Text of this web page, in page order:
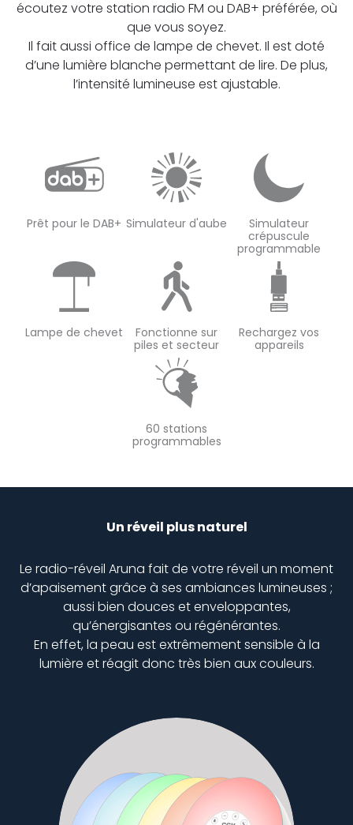
écoutez votre station radio FM ou DAB+ préférée, où
que vous soyez.
Il fait aussi office de lampe de chevet. Il est doté
d’une lumière blanche permettant de lire. De plus,
l’intensité lumineuse est ajustable.
Prêt pour le DAB+ Simulateur d'aube
Simulateur
crépuscule
programmable
Lampe de chevet
Fonctionne sur
piles et secteur
Rechargez vos
appareils
60 stations
programmables
Un réveil plus naturel
Le radio-réveil Aruna fait de votre réveil un moment
d’apaisement grâce à ses ambiances lumineuses ;
aussi bien douces et enveloppantes,
qu’énergisantes ou régénérantes.
En effet, la peau est extrêmement sensible à la
lumière et réagit donc très bien aux couleurs.